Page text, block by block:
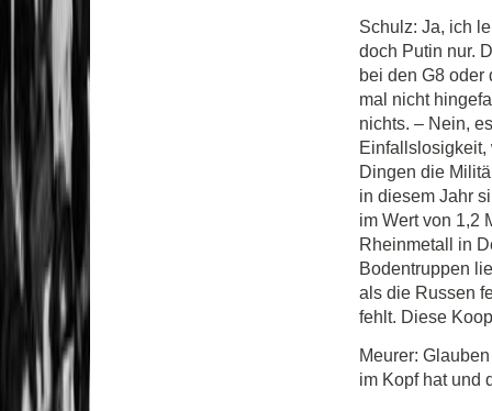
Schulz: Ja, ich
doch Putin nur.
bei den G8 oder
mal nicht
nichts. – Nein,
Einfallslosigkeit,
Dingen die
in diesem Jahr
im Wert von 1,2
Rheinmetall in
Bodentruppen
als die Russen
fehlt. Diese
Meurer:
im Kopf hat und